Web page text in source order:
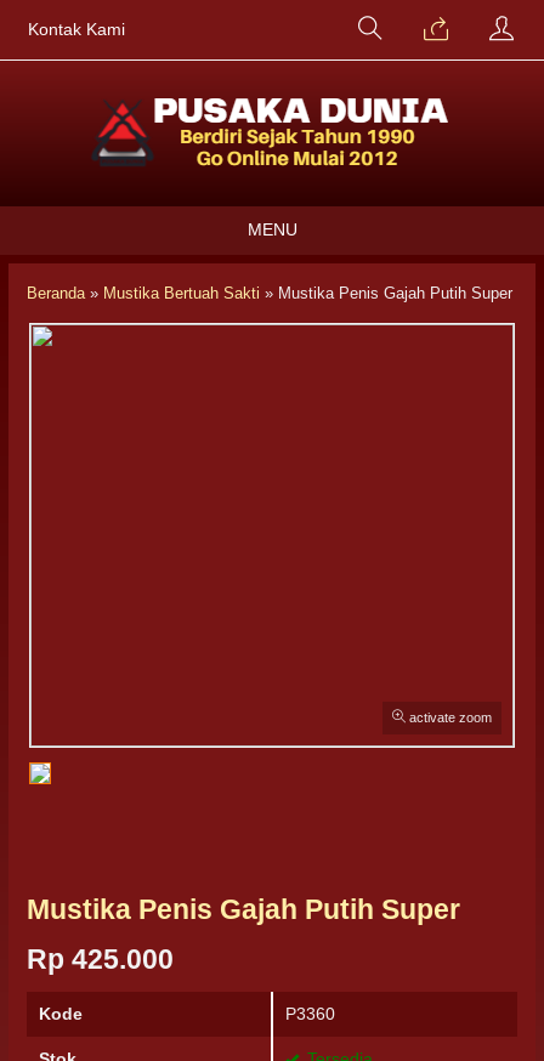
Kontak Kami
MENU
Beranda» Mustika Bertuah Sakti » Mustika Penis Gajah Putih Super
activate zoom
Mustika Penis Gajah Putih Super
Rp 425.000
Kode P3360